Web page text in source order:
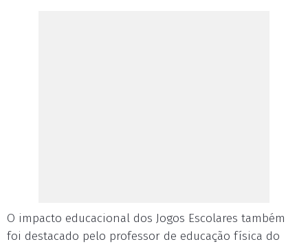
O impacto educacional dos Jogos Escolares também
foi destacado pelo professor de educação física do